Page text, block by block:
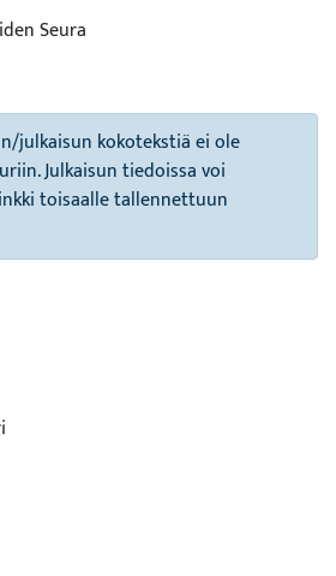
Seura
julkaisun kokotekstiä ei ole
Julkaisun tiedoissa voi
toisaalle tallennettuun